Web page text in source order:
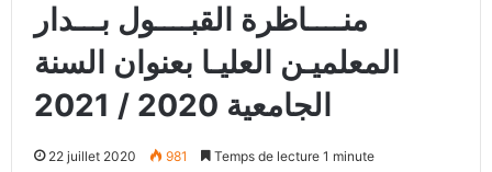
منــــاظرة القبــــول بـــدار
المعلميـن العليـا بعنوان السنة
الجامعية 2020 / 2021
22 juillet 2020 981 Temps de lecture 1 minute